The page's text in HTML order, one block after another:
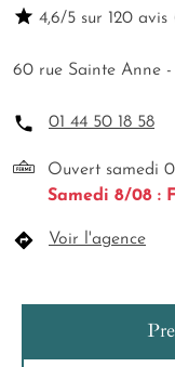
4,6/5 sur 120
60 rue Sainte Anne
01 44 50 18 58
Ouvert samedi
Samedi 8/08 :
Voir l'agence